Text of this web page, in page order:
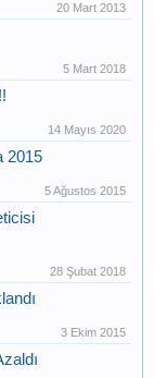
20 Mart 2013
5 Mart 2018
14 Mayıs 2020
2015
5 Ağustos 2015
28 Şubat 2018
3 Ekim 2015